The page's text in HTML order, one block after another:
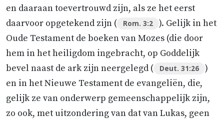
en daaraan toevertrouwd zijn, als ze het eerst
daarvoor opgetekend zijn (
Rom. 3:2
). Gelijk in het
Oude Testament de boeken van Mozes (die door
hem in het heiligdom ingebracht, op Goddelijk
bevel naast de ark zijn neergelegd (
Deut. 31:26
)
en in het Nieuwe Testament de evangeliën, die,
gelijk ze van onderwerp gemeenschappelijk zijn,
zo ook, met uitzondering van dat van Lukas, geen